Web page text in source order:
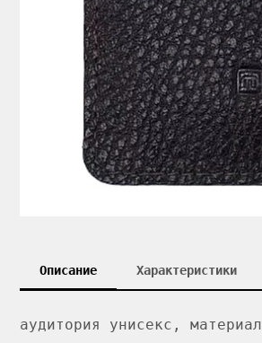
Описание Характеристики
аудитория унисекс,